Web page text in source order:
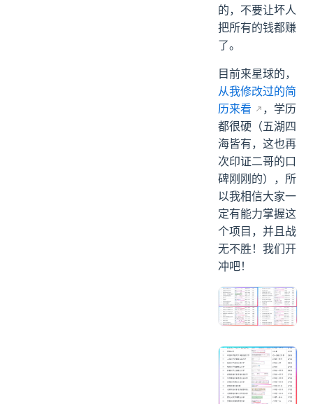
的，不要让坏人
把所有的钱都赚
了。
目前来星球的，
从我修改过的简
历来看
，学历
都很硬（五湖四
海皆有，这也再
次印证二哥的口
碑刚刚的），所
以我相信大家一
定有能力掌握这
个项目，并且战
无不胜！我们开
冲吧！